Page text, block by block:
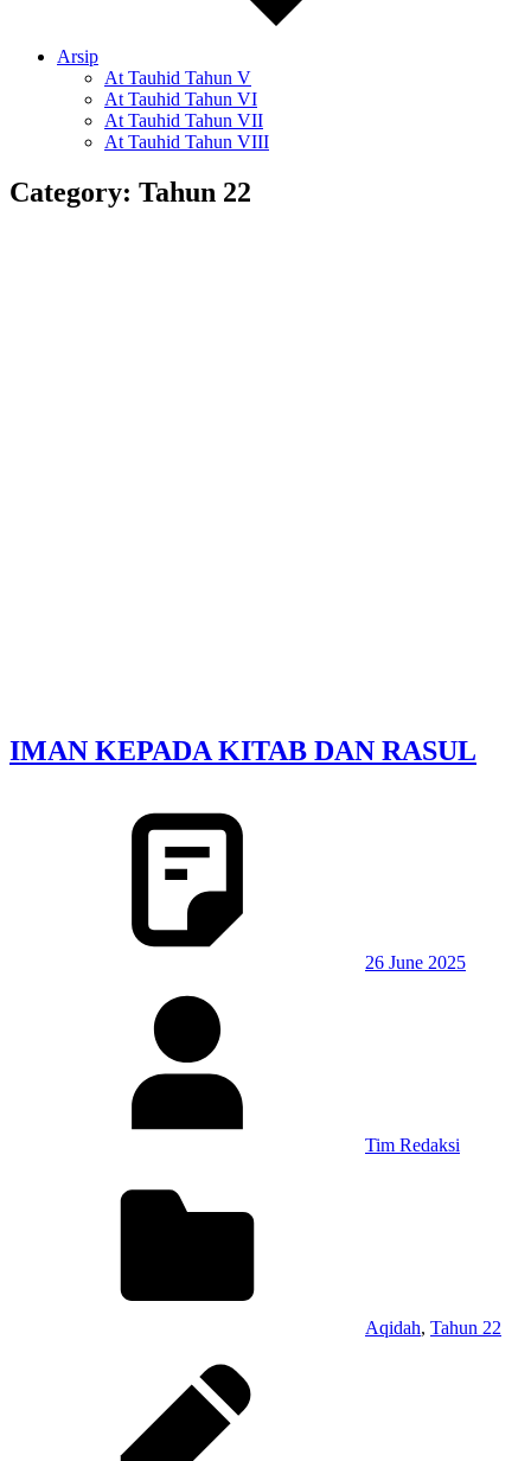
Arsip
At Tauhid Tahun V
At Tauhid Tahun VI
At Tauhid Tahun VII
At Tauhid Tahun VIII
Category: Tahun 22
IMAN KEPADA KITAB DAN RASUL
26 June 2025
Tim Redaksi
Aqidah, Tahun 22